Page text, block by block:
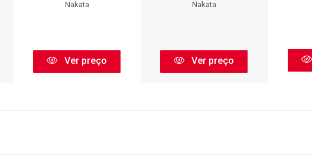
Nakata
Ver preço
Nakata
Ver preço